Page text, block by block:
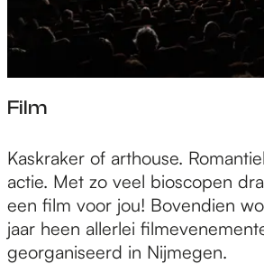
Film
F
i
l
m
Kaskraker of arthouse.
actie. Met zo veel bioscopen
een film voor jou! Bovendien
jaar heen allerlei
georganiseerd in Nijmegen.